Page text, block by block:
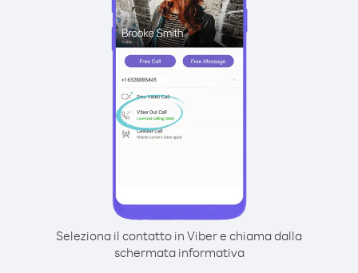
Seleziona il contatto in Viber e chiama dalla
schermata informativa